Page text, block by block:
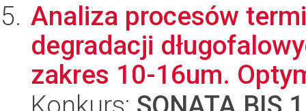
Analiza procesów
degradacji
zakres 10-16um.